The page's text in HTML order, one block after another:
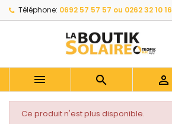
Téléphone: 0692 57 57 57 ou 0262 32 10 16
  
Ce produit n'est plus disponible.